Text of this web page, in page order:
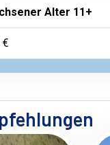
Alter 11+
€